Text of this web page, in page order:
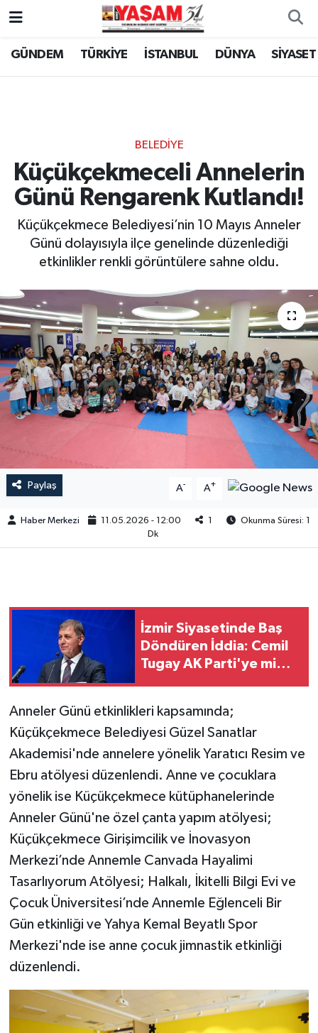
GÜNDEM TÜRKİYE İSTANBUL DÜNYA SİYASET
BELEDİYE
Küçükçekmeceli Annelerin
Günü Rengarenk Kutlandı!
Küçükçekmece Belediyesi’nin 10 Mayıs Anneler
Günü dolayısıyla ilçe genelinde düzenlediği
etkinlikler renkli görüntülere sahne oldu.
Paylaş A- A+
Haber Merkezi 11.05.2026 - 12:00
Okunma Süresi: 1
Dk
İzmir Siyasetinde Baş
Döndüren İddia: Cemil
Tugay AK Parti'ye mi
Anneler Günü etkinlikleri kapsamında;
Küçükçekmece Belediyesi Güzel Sanatlar
Akademisi'nde annelere yönelik Yaratıcı Resim ve
Ebru atölyesi düzenlendi. Anne ve çocuklara
yönelik ise Küçükçekmece kütüphanelerinde
Anneler Günü'ne özel çanta yapım atölyesi;
Küçükçekmece Girişimcilik ve İnovasyon
Merkezi’nde Annemle Canvada Hayalimi
Tasarlıyorum Atölyesi; Halkalı, İkitelli Bilgi Evi ve
Çocuk Üniversitesi’nde Annemle Eğlenceli Bir
Gün etkinliği ve Yahya Kemal Beyatlı Spor
Merkezi'nde ise anne çocuk jimnastik etkinliği
düzenlendi.